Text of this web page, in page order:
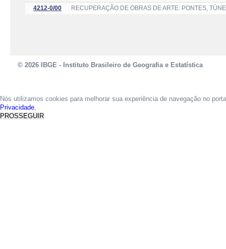
4212-0/00
RECUPERAÇÃO DE OBRAS DE ARTE: PONTES,
© 2026 IBGE - Instituto Brasileiro de Geografia e Estatística
Nós utilizamos cookies para melhorar sua experiência de navegação no
Privacidade.
PROSSEGUIR